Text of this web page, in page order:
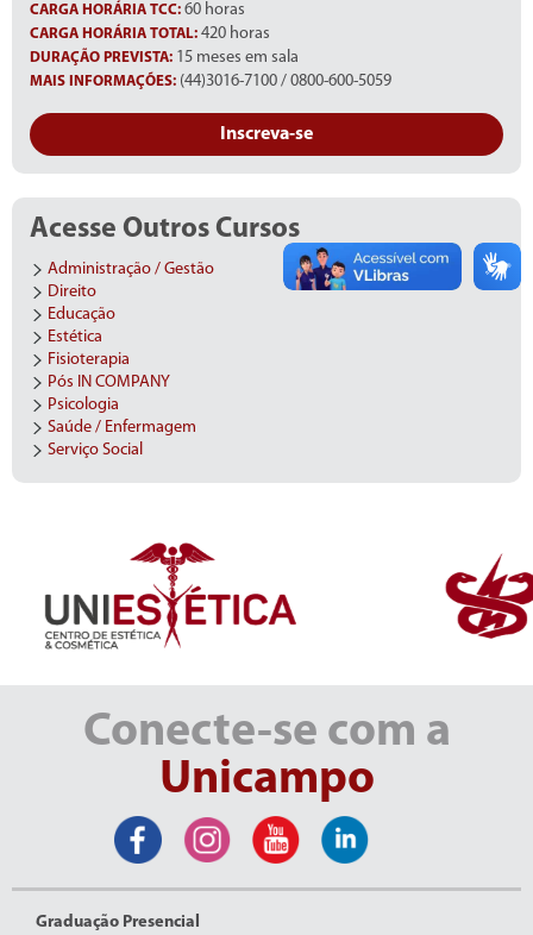
CARGA HORÁRIA TCC: 60 horas
CARGA HORÁRIA TOTAL: 420 horas
DURAÇÃO PREVISTA: 15 meses em sala
MAIS INFORMAÇÕES: (44)3016-7100 / 0800-600-5059
Inscreva-se
Acesse Outros Cursos
Administração / Gestão
Direito
Educação
Estética
Fisioterapia
Pós IN COMPANY
Psicologia
Saúde / Enfermagem
Serviço Social
Conecte-se com a
Unicampo
Graduação Presencial